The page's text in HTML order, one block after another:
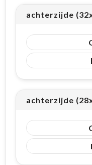
achterzijde
achterzijde